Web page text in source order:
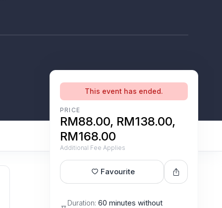
This event has ended.
PRICE
RM88.00, RM138.00,
RM168.00
Additional Fee Applies
Favourite
Duration: 60 minutes without